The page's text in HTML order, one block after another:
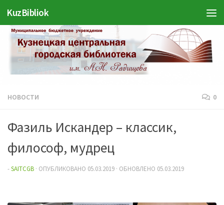
Перейти к содержимому
KuzBibliok
НОВОСТИ 0
Фазиль Искандер – классик,
философ, мудрец
-SAITCGB · ОПУБЛИКОВАНО 05.03.2019 · ОБНОВЛЕНО 05.03.2019